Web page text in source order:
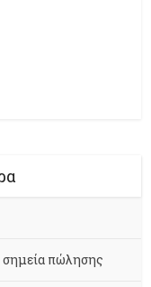
σημεία πώλησης